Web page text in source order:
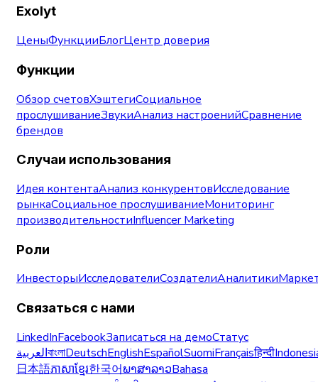
Exolyt
ЦеныФункцииБлогЦентр доверия
Функции
Обзор счетовХэштегиСоциальное
прослушиваниеЗвукиАнализ настроенийСравнение
брендов
Случаи использования
Идея контентаАнализ конкурентовИсследование
рынкаСоциальное прослушиваниеМониторинг
производительностиInfluencer Marketing
Роли
ИнвесторыИсследователиСоздателиАналитики
Связаться с нами
LinkedInFacebookЗаписаться на демоСтатус
العربيةবাংলাDeutschEnglishEspañolSuomiFrançaisहिन्दी
日本語ភាសាខ្មែរ한국어ພາສາລາວBahasa